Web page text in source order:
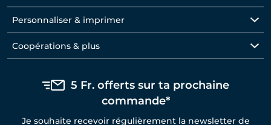
Personnaliser & imprimer
Coopérations & plus
5 Fr. offerts sur ta prochaine
commande*
Je souhaite recevoir régulièrement la newsletter de